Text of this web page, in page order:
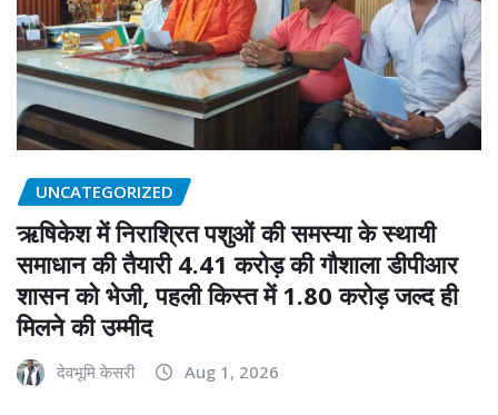
UNCATEGORIZED
ऋषिकेश में निराश्रित पशुओं की समस्या के स्थायी
समाधान की तैयारी 4.41 करोड़ की गौशाला डीपीआर
शासन को भेजी, पहली किस्त में 1.80 करोड़ जल्द ही
मिलने की उम्मीद
देवभूमि केसरी Aug 1, 2026